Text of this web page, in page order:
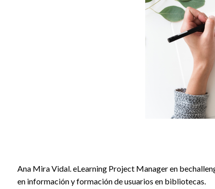
Ana Mira Vidal. eLearning Project Manager en
en información y formación de usuarios en bibliotecas.